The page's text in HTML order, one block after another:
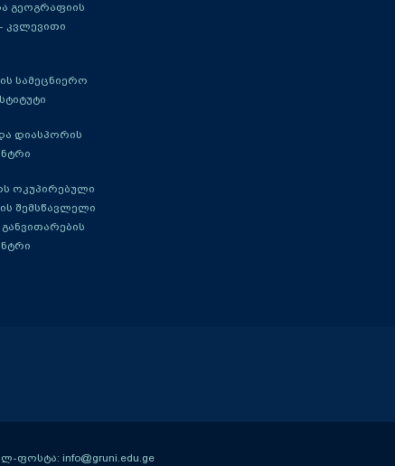
გეოგრაფიის
კვლევითი
სამეცნიერო
დიასპორის
ოკუპირებული
შემსწავლელი
ფოსტა: info@gruni.edu.ge